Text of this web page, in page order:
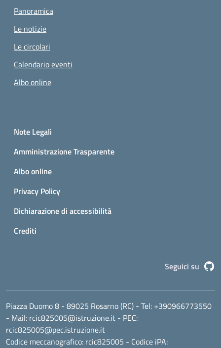
Panoramica
Le notizie
Le circolari
Calendario eventi
Albo online
Small prints
Note Legali
Amministrazione Trasparente
Albo online
Privacy Policy
Dichiarazione di accessibilità
Crediti
Seguici su
Piazza Duomo 8 - 89025 Rosarno (RC) - Tel: +390966773550
- Mail: rcic825005@istruzione.it - PEC:
rcic825005@pec.istruzione.it
Codice meccanografico: rcic825005 - Codice iPA: